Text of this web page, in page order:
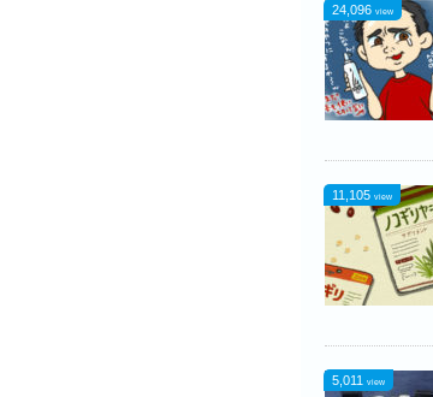
24,096 view
11,105 view
5,011 view